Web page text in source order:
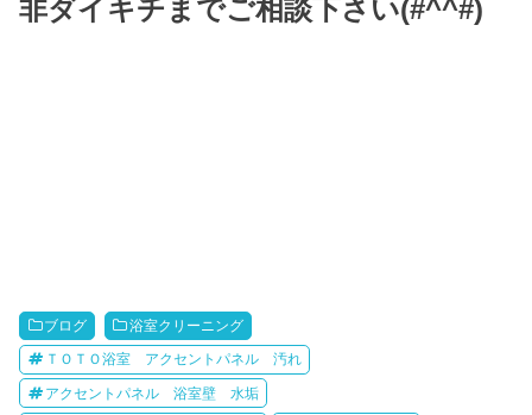
非ダイキチまでご相談下さい(#^^#)
ブログ 浴室クリーニング
ＴＯＴＯ浴室 アクセントパネル 汚れ
アクセントパネル 浴室壁 水垢